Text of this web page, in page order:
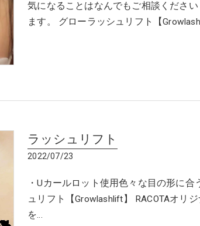
気になることはなんでもご相談くださ
ます。 グローラッシュリフト【
ラッシュリフト
2022/07/23
・Uカールロット使用色々な目の形に
ュリフト【Growlashlift】 RACOTAオリ
を…